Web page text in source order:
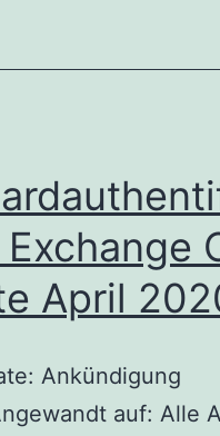
April
Ankündigung
auf: Alle